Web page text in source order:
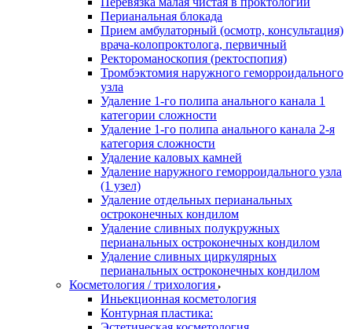
Перианальная блокада
Прием амбулаторный (осмотр, консультация)
врача-колопроктолога, первичный
Ректороманоскопия (ректоспопия)
Тромбэктомия наружного геморроидального
узла
Удаление 1-го полипа анального канала 1
категории сложности
Удаление 1-го полипа анального канала 2-я
категория сложности
Удаление каловых камней
Удаление наружного геморроидального узла
(1 узел)
Удаление отдельных перианальных
остроконечных кондилом
Удаление сливных полукружных
перианальных остроконечных кондилом
Удаление сливных циркулярных
перианальных остроконечных кондилом
Косметология / трихология
Иньекционная косметология
Контурная пластика: